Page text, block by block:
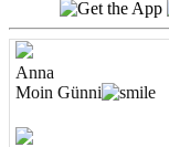
Anna
Moin Günni